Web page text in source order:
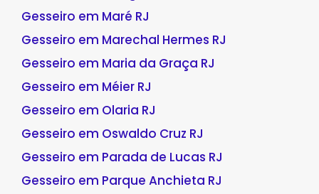
Gesseiro em Maré RJ
Gesseiro em Marechal Hermes RJ
Gesseiro em Maria da Graça RJ
Gesseiro em Méier RJ
Gesseiro em Olaria RJ
Gesseiro em Oswaldo Cruz RJ
Gesseiro em Parada de Lucas RJ
Gesseiro em Parque Anchieta RJ